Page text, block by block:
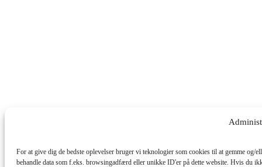
For at give dig de bedste oplevelser bruger vi teknologier som cookies til at gemme
behandle data som f.eks. browsingadfærd eller unikke ID'er på dette website. Hvis du